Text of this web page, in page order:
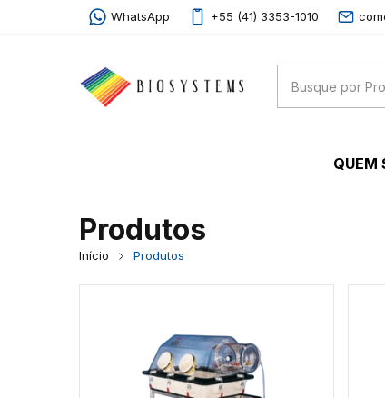
WhatsApp +55 (41) 3353-1010
QUEM
Produtos
Início Produtos